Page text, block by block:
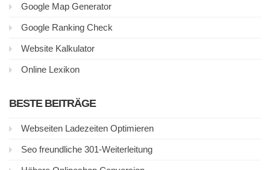
Google Map Generator
Google Ranking Check
Website Kalkulator
Online Lexikon
BESTE BEITRÄGE
Webseiten Ladezeiten Optimieren
Seo freundliche 301-Weiterleitung